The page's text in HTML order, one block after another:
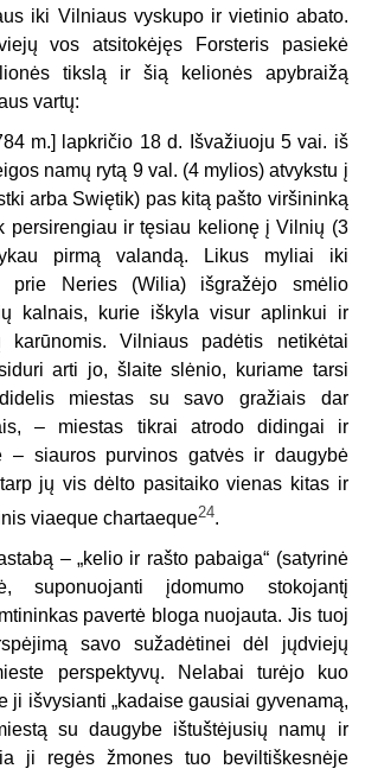
iki Vilniaus vyskupo ir vietinio abato.
vos atsitokėjęs Forsteris pasiekė
tikslą ir šią kelionės apybraižą
vartų:
m.] lapkričio 18 d. Išvažiuoju 5 vai. iš
namų rytą 9 val. (4 mylios) atvykstu į
arba Swiętik) pas kitą pašto viršininką
persirengiau ir tęsiau kelionę į Vilnių (3
pirmą valandą. Likus myliai iki
prie Neries (Wilia) išgražėjo smėlio
kalnais, kurie iškyla visur aplinkui ir
karūnomis. Vilniaus padėtis netikėtai
arti jo, šlaite slėnio, kuriame tarsi
miestas su savo gražiais dar
– miestas tikrai atrodo didingai ir
– siauros purvinos gatvės ir daugybė
jų vis dėlto pasitaiko vienas kitas ir
viaeque chartaeque24.
– „kelio ir rašto pabaiga“ (satyrinė
suponuojanti įdomumo stokojantį
pavertė bloga nuo­jauta. Jis tuoj
savo sužadėtinei dėl jųdviejų
perspektyvų. Nelabai turėjo kuo
ji išvysianti „kadaise gausiai gyvenamą,
su daugybe ištuštėjusių na­mų ir
ji regės žmones tuo beviltiškesnėje